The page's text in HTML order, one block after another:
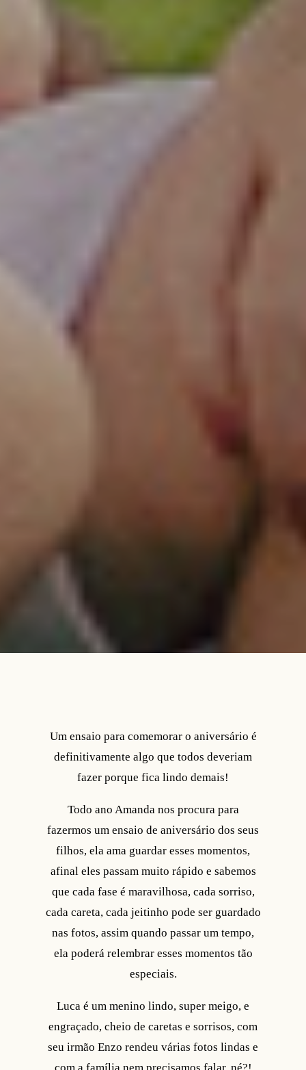
Um ensaio para comemorar o aniversário é
definitivamente algo que todos deveriam
fazer porque fica lindo demais!
Todo ano Amanda nos procura para
fazermos um ensaio de aniversário dos seus
filhos, ela ama guardar esses momentos,
afinal eles passam muito rápido e sabemos
que cada fase é maravilhosa, cada sorriso,
cada careta, cada jeitinho pode ser guardado
nas fotos, assim quando passar um tempo,
ela poderá relembrar esses momentos tão
especiais.
Luca é um menino lindo, super meigo, e
engraçado, cheio de caretas e sorrisos, com
seu irmão Enzo rendeu várias fotos lindas e